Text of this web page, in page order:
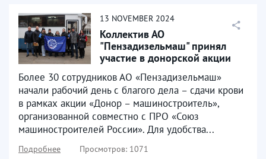
13 NOVEMBER 2024
Коллектив АО
"Пензадизельмаш" принял
участие в донорской акции
Более 30 сотрудников АО «Пензадизельмаш»
начали рабочий день с благого дела – сдачи крови
в рамках акции «Донор – машиностроитель»,
организованной совместно с ПРО «Союз
машиностроителей России». Для удобства...
Подробнее Просмотров: 1071